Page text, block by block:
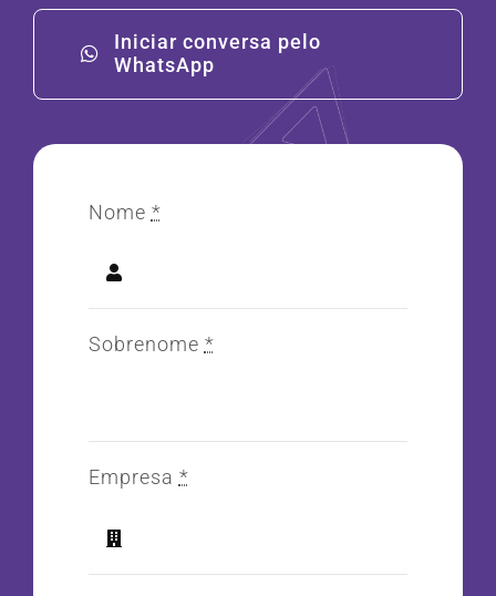
Iniciar conversa pelo
WhatsApp
Nome *
Sobrenome *
Empresa *